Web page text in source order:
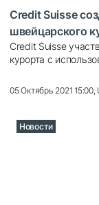
Credit Suisse
швейцарского
Credit Suisse
курорта с
05 Октябрь 2021 15:00,
Новости